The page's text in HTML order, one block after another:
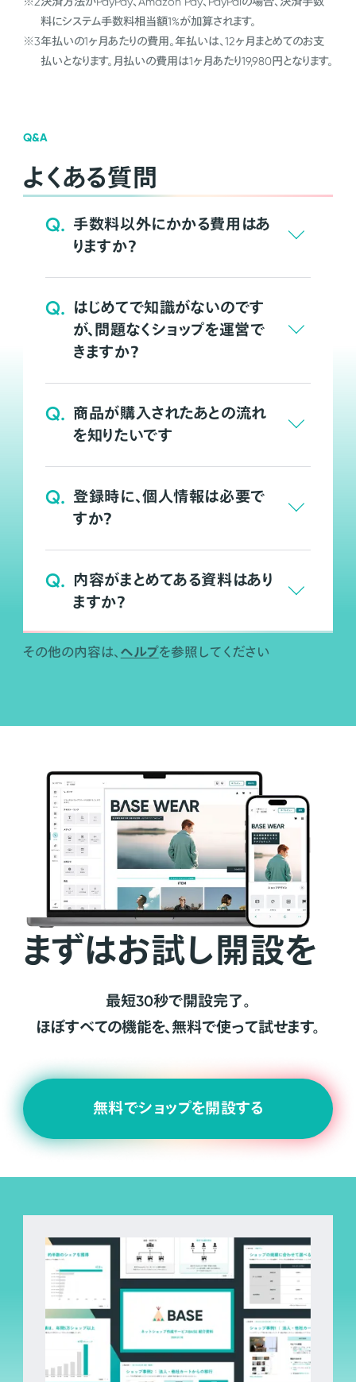
料にシステム手数料相当額1%が加算されます。
※3年払いの1ヶ月あたりの費用。年払いは、12ヶ月まとめてのお支
払いとなります。月払いの費用は1ヶ月あたり19,980円となります。
Q&A
よくある質問
Q. 手数料以外にかかる費用はあ
りますか？
Q. はじめてで知識がないのです
が、問題なくショップを運営で
きますか？
Q. 商品が購入されたあとの流れ
を知りたいです
Q. 登録時に、個人情報は必要で
すか？
Q. 内容がまとめてある資料はあり
ますか？
その他の内容は、 ヘルプを参照してください
まずはお試し開設を
最短30秒で開設完了。
ほぼすべての機能を、無料で使って試せます。
無料でショップを開設する